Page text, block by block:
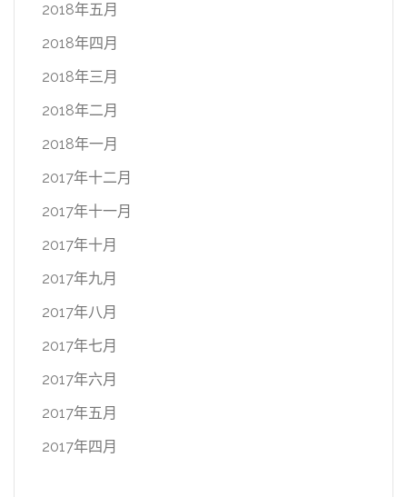
2018年五月
2018年四月
2018年三月
2018年二月
2018年一月
2017年十二月
2017年十一月
2017年十月
2017年九月
2017年八月
2017年七月
2017年六月
2017年五月
2017年四月